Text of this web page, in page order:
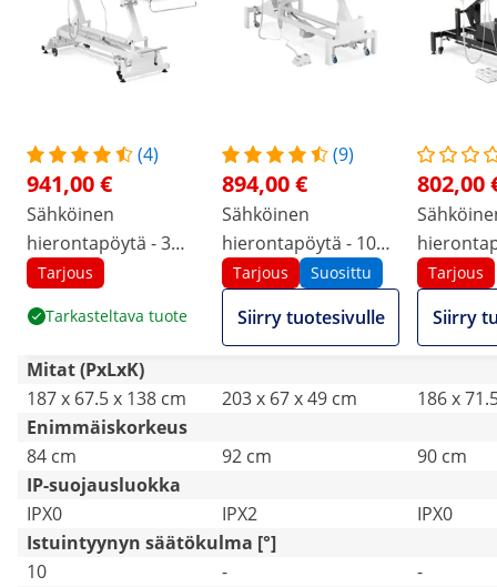
(4)
941,00 €
Sähköinen
hierontapöytä - 3
moottoria - 200 kg -
Tarjous
Tarkasteltava tuote
(9)
894,00 €
Sähköinen
hierontapöytä - 100
W - 200 kg - Beige
Tarjous Suosittu
Siirry tuotesivulle
802,00
musta
Tarjous
Siirry
Mitat (PxLxK)
187 x 67.5 x 138 cm
203 x 67 x 49 cm
186 x
Enimmäiskorkeus
84 cm
92 cm
90 cm
IP-suojausluokka
IPX0
IPX2
IPX0
Istuintyynyn säätökulma [°]
10
-
-